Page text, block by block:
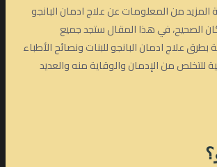
المزيد من المعلومات عن علاج ادمان البانجو
الصحيح، في هذا المقال ستجد جميع
علاج ادمان البانجو للبنات ونصائح الأطباء
للتخلص من الإدمان والوقاية منه والعديد